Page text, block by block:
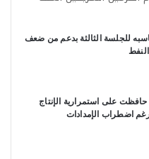
للجلسة الثالثة بدعم من ضعف
حافظت على استمرارية الإنتاج
اضطراب الإمدادات